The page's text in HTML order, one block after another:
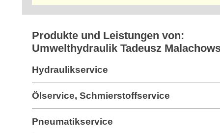
Produkte und Leistungen von:
Umwelthydraulik Tadeusz
Hydraulikservice
Ölservice, Schmierstoffservice
Pneumatikservice